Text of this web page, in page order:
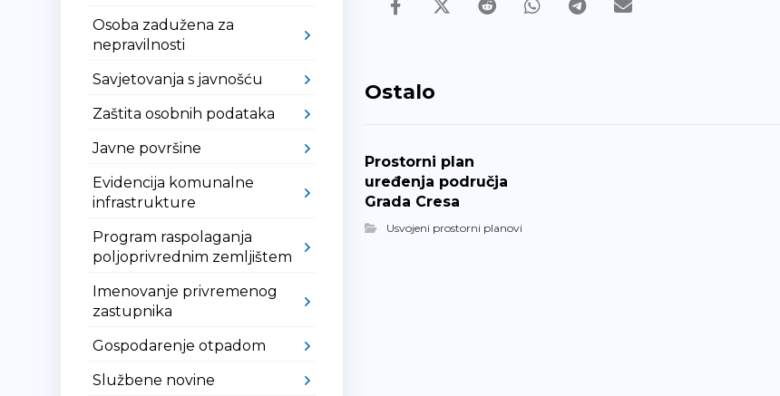
Ostalo
Prostorni plan
uređenja područja
Grada Cresa
Usvojeni prostorni planovi
Osoba zadužena za
nepravilnosti
Savjetovanja s javnošću
Zaštita osobnih podataka
Javne površine
Evidencija komunalne
infrastrukture
Program raspolaganja
poljoprivrednim zemljištem
Imenovanje privremenog
zastupnika
Gospodarenje otpadom
Službene novine